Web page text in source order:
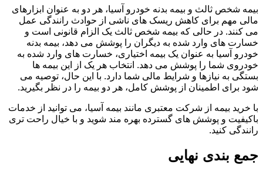
بیمه شخص ثالث و بیمه بدنه خودرو آسیا، هر دو به عنوان ابزارهای
مالی مهم برای کاهش ریسک های ناشی از حوادث رانندگی عمل
می کنند. در حالی که بیمه شخص ثالث یک الزام قانونی است و
خسارت های وارد شده به دیگران را پوشش می دهد، بیمه بدنه
خودرو آسیا به عنوان یک بیمه اختیاری، خسارت های وارد شده به
خودروی شما را پوشش می دهد. انتخاب هر یک از این بیمه ها
بستگی به نیازها و شرایط مالی شما دارد. با این حال، توصیه می
شود برای اطمینان از پوشش کامل، هر دو بیمه را در نظر بگیرید.
با خرید بیمه از شرکت معتبری مانند بیمه آسیا، می توانید از خدمات
باکیفیت و پوشش های گسترده بهره مند شوید و با خیال راحت تری
رانندگی کنید.
جمع بندی نهایی